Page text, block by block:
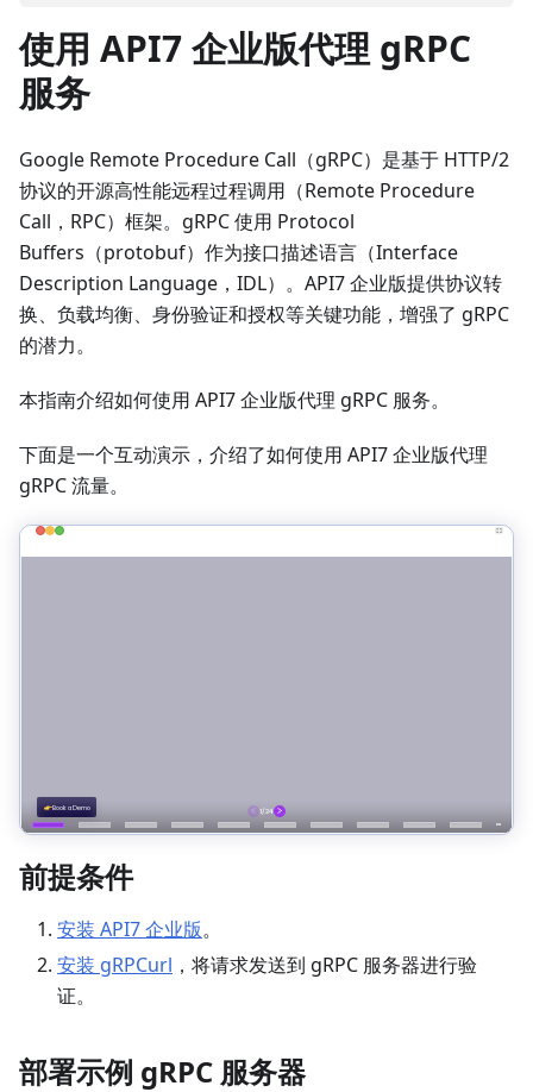
使用 API7 企业版代理 gRPC
服务
Google Remote Procedure Call（gRPC）是基于 HTTP/2
协议的开源高性能远程过程调用（Remote Procedure
Call，RPC）框架。gRPC 使用 Protocol
Buffers（protobuf）作为接口描述语言（Interface
Description Language，IDL）。API7 企业版提供协议转
换、负载均衡、身份验证和授权等关键功能，增强了 gRPC
的潜力。
本指南介绍如何使用 API7 企业版代理 gRPC 服务。
下面是一个互动演示，介绍了如何使用 API7 企业版代理
gRPC 流量。
前提条件
安装 API7 企业版。
安装 gRPCurl ，将请求发送到 gRPC 服务器进行验
证。
部署示例 gRPC 服务器